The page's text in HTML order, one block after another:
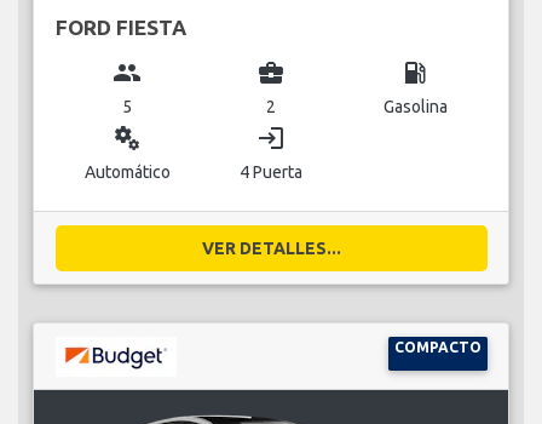
FORD FIESTA
group
5
business_center
2
local_gas_station
Gasolina
miscellaneous_services
Automático
login
4 Puerta
VER DETALLES...
COMPACTO